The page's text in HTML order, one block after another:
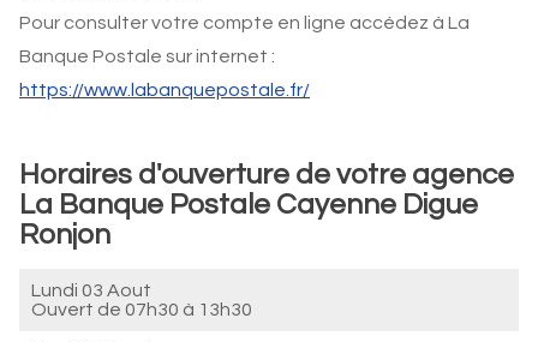
Pour consulter votre compte en ligne accédez à La
Banque Postale sur internet :
https://www.labanquepostale.fr/
Horaires d'ouverture de votre agence
La Banque Postale Cayenne Digue
Ronjon
Lundi 03 Aout
Ouvert de 07h30 à 13h30